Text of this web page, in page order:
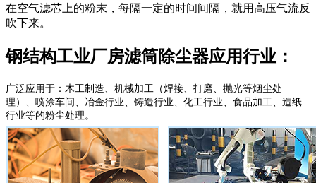
在空气滤芯上的粉末，每隔一定的时间间隔，就用高压气流反
吹下来。
钢结构工业厂房滤筒除尘器应用行业：
广泛应用于：木工制造、机械加工（焊接、打磨、抛光等烟尘处
理）、喷涂车间、冶金行业、铸造行业、化工行业、食品加工、造纸
行业等的粉尘处理。